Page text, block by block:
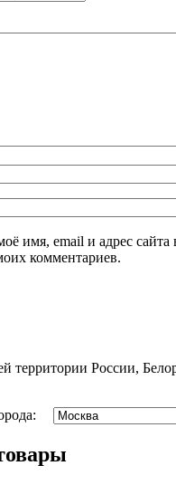
имя, email и адрес сайта
комментариев.
территории России,